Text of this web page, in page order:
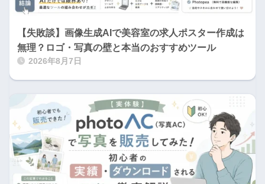
【失敗談】画像生成AIで美容室の求人ポスター作成は
無理？ロゴ・写真の壁と本当のおすすめツール
2026年8月7日